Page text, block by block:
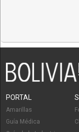
PORTAL
Amarillas
Guía Médica